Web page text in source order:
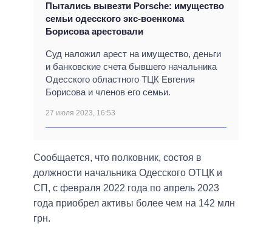
Пытались вывезти Porsche: имущество
семьи одесского экс-военкома
Борисова арестовали
Суд наложил арест на имущество, деньги
и банковские счета бывшего начальника
Одесского областного ТЦК Евгения
Борисова и членов его семьи.
27 июля 2023, 16:53
Сообщается, что полковник, состоя в
должности начальника Одесского ОТЦК и
СП, с февраля 2022 года по апрель 2023
года приобрел активы более чем на 142 млн
грн.